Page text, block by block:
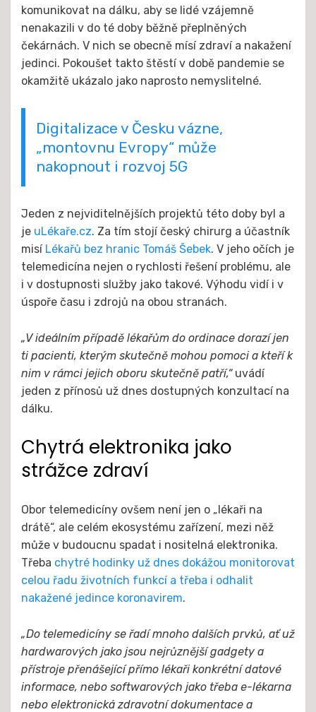
komunikovat na dálku, aby se lidé vzájemně
nenakazili v do té doby běžně přeplněných
čekárnách. V nich se obecně mísí zdraví a nakažení
jedinci. Pokoušet takto štěstí v době pandemie se
okamžitě ukázalo jako naprosto nemyslitelné.
Digitalizace v Česku vázne,
„montovnu Evropy“ může
nakopnout i rozvoj 5G
Jeden z nejviditelnějších projektů této doby byl a
je uLékaře.cz. Za tím stojí český chirurg a účastník
misí Lékařů bez hranic Tomáš Šebek. V jeho očích je
telemedicína nejen o rychlosti řešení problému, ale
i v dostupnosti služby jako takové. Výhodu vidí i v
úspoře času i zdrojů na obou stranách.
„V ideálním případě lékařům do ordinace dorazí jen
ti pacienti, kterým skutečně mohou pomoci a kteří k
nim v rámci jejich oboru skutečně patří,“uvádí
jeden z přínosů už dnes dostupných konzultací na
dálku.
Chytrá elektronika jako
strážce zdraví
Obor telemedicíny ovšem není jen o „lékaři na
drátě“, ale celém ekosystému zařízení, mezi něž
může v budoucnu spadat i nositelná elektronika.
Třeba chytré hodinky už dnes dokážou monitorovat
celou řadu životních funkcí a třeba i odhalit
nakažené jedince koronavirem.
„Do telemedicíny se řadí mnoho dalších prvků, ať už
hardwarových jako jsou nejrůznější gadgety a
přístroje přenášející přímo lékaři konkrétní datové
informace, nebo softwarových jako třeba e-lékarna
nebo elektronická zdravotní dokumentace a